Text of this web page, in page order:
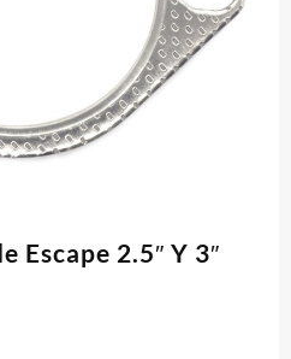
Escape 2.5″ Y 3″